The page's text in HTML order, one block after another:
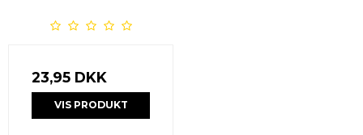
23,95 DKK
VIS PRODUKT